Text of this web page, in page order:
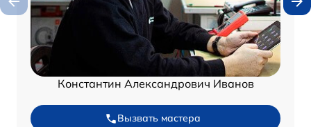
Константин Александрович Иванов
Вызвать мастера